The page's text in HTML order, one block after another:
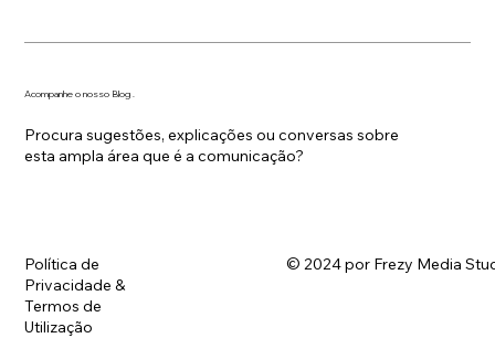
Acompanhe o nosso Blog .
Procura sugestões, explicações ou conversas sobre
esta ampla área que é a comunicação?
Política de
Privacidade &
Termos de
Utilização
© 2024 por Frezy Media